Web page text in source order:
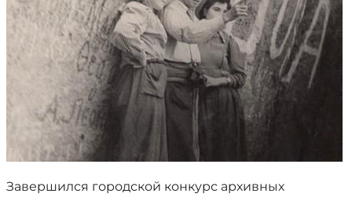
Завершился городской конкурс архивных